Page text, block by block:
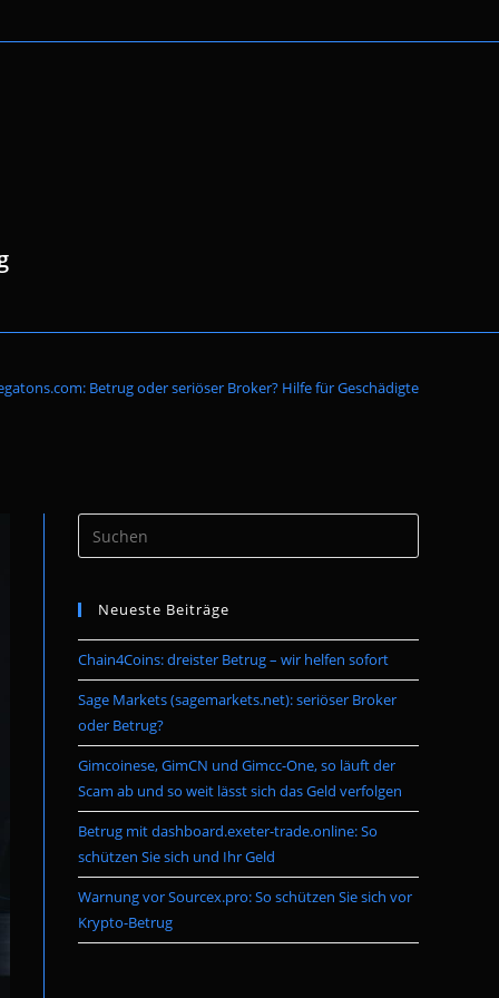
Suche
umschalten
Betrug oder seriöser Broker? Hilfe für Geschädigte
Escape
the
Neueste Beiträge
Chain4Coins: dreister Betrug – wir helfen sofort
Sage Markets (sagemarkets.net): seriöser Broker
oder Betrug?
Gimcoinese, GimCN und Gimcc-One, so läuft der
Scam ab und so weit lässt sich das Geld verfolgen
Betrug mit dashboard.exeter-trade.online: So
schützen Sie sich und Ihr Geld
Warnung vor Sourcex.pro: So schützen Sie sich vor
Krypto-Betrug